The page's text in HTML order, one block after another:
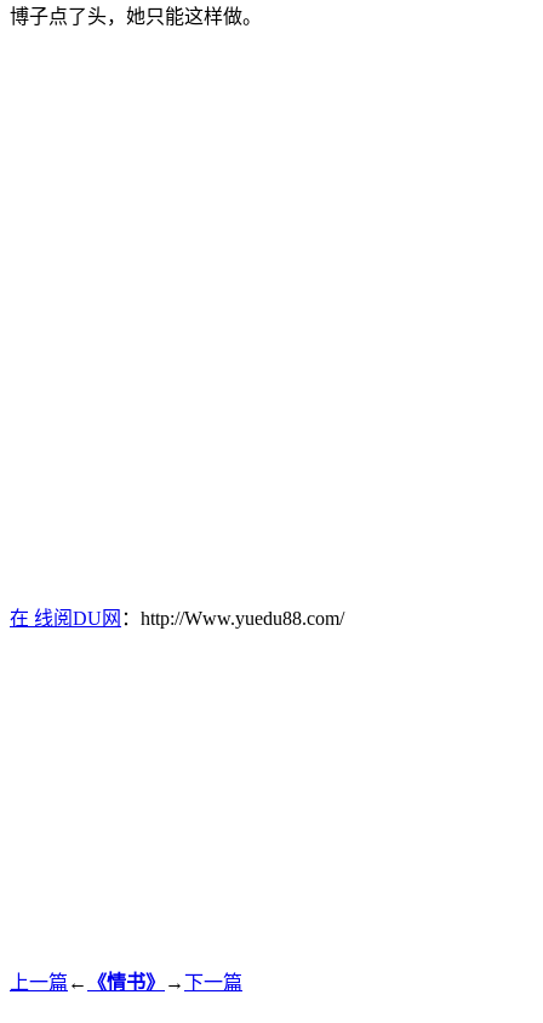
博子点了头，她只能这样做。
在 线阅DU网 ：http://Www.yuedu88.com/
上一篇 ← 《情书》 →下一篇